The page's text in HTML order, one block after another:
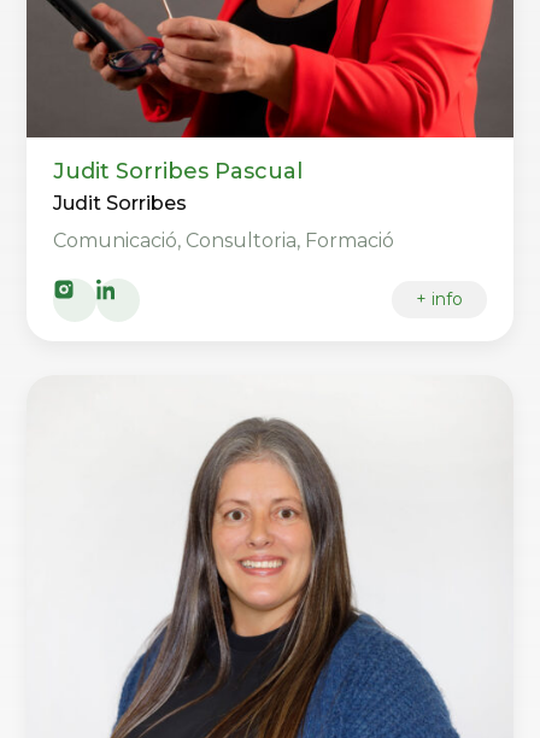
Judit Sorribes Pascual
Judit Sorribes
Comunicació, Consultoria, Formació
+ info